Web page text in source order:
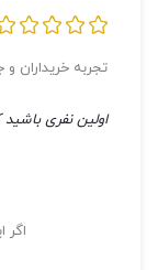
تجربه خریداران و
اولین نفری
اگر